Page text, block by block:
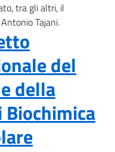
tra gli altri, il
Tajani.
del
della